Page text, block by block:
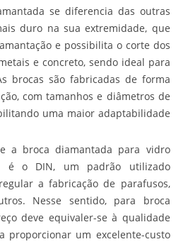
se diferencia das outras
duro na sua extremidade, que
e possibilita o corte dos
e concreto, sendo ideal para
brocas são fabricadas de forma
com tamanhos e diâmetros de
uma maior adaptabilidade
a broca diamantada para vidro
é o DIN, um padrão utilizado
a fabricação de parafusos,
Nesse sentido, para broca
deve equivaler-se à qualidade
proporcionar um excelente-custo